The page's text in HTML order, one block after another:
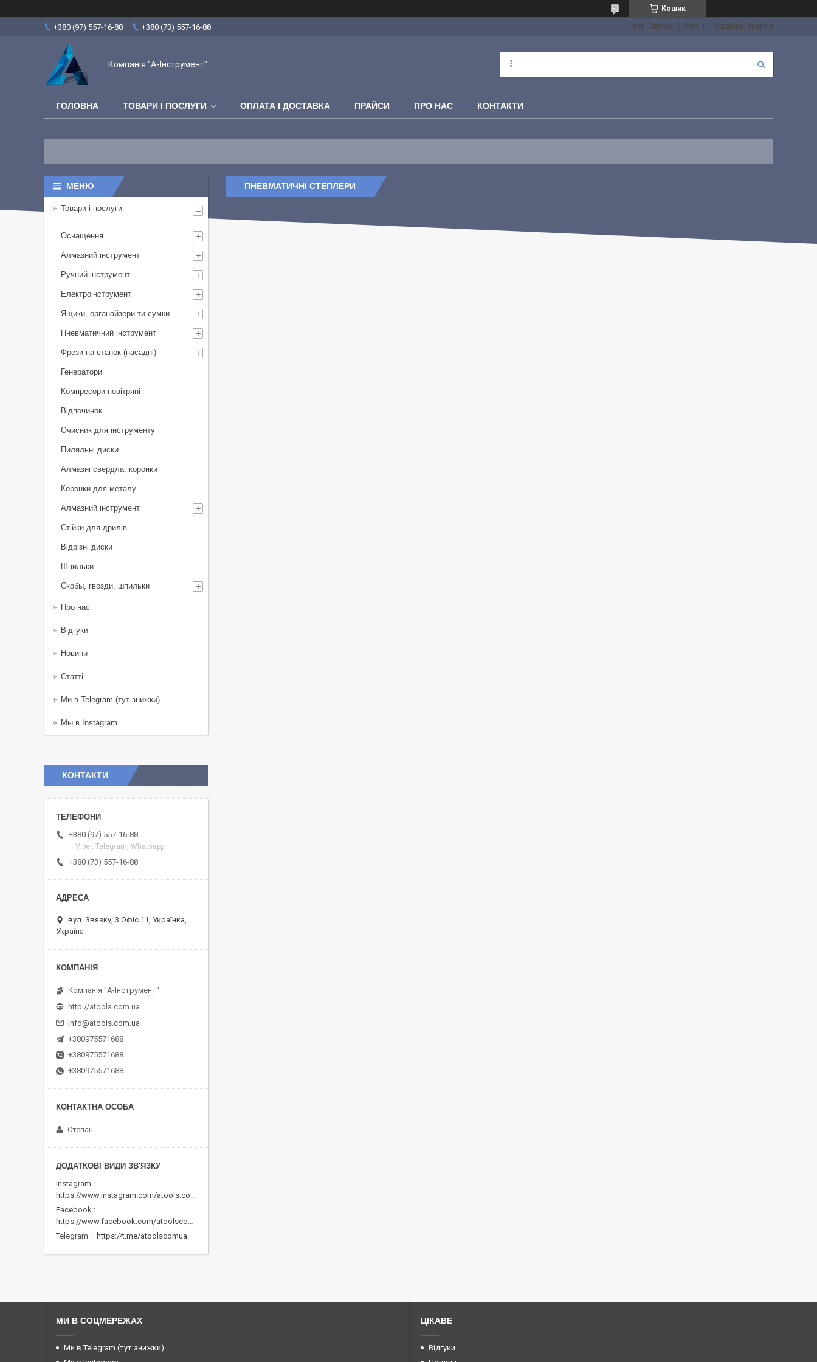
Кошик
+380 (97) 557-16-88 +380 (73) 557-16-88 вул. Звязку, 3 Офіс 11, Українка, Україна
Компанія "А-Інструмент"
ГОЛОВНА ТОВАРИ І ПОСЛУГИ ОПЛАТА І ДОСТАВКА ПРАЙСИ ПРО НАС КОНТАКТИ
ПНЕВМАТИЧНІ СТЕПЛЕРИ
Товари і послуги
Оснащення
Алмазний інструмент
Ручний інструмент
Електроінструмент
Ящики, органайзери ти сумки
Пневматичний інструмент
Фрези на станок (насадні)
Генератори
Компресори повітряні
Відпочинок
Очисник для інструменту
Пиляльні диски
Алмазні свердла, коронки
Коронки для металу
Алмазний інструмент
Стійки для дрилів
Відрізні диски
Шпильки
Скобы, гвозди, шпильки
Про нас
Відгуки
Новини
Статті
Ми в Telegram (тут знижки)
Мы в Instagram
КОНТАКТИ
+380 (97) 557-16-88
Viber, Telegram, Whatsapp
+380 (73) 557-16-88
вул. Звязку, 3 Офіс 11, Українка,
Україна
Компанія "А-Інструмент"
http://atools.com.ua
info@atools.com.ua
+380975571688
+380975571688
+380975571688
Степан
Instagram
https://www.instagram.com/atools.com.ua/
Facebook
https://www.facebook.com/atoolscomua/
Telegram
https://t.me/atoolscomua
МИ В СОЦМЕРЕЖАХ
Ми в Telegram (тут знижки)
ЦІКАВЕ
Відгуки